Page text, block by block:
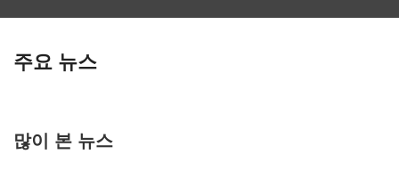
주요 뉴스
많이 본 뉴스